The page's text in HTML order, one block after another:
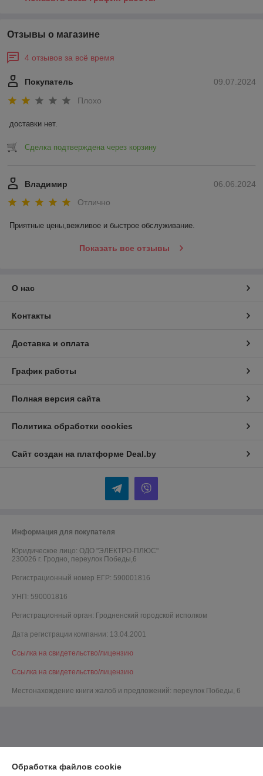
Отзывы о магазине
4 отзывов за всё время
09.07.2024
Покупатель
Плохо
доставки нет.
Сделка подтверждена через корзину
06.06.2024
Владимир
Отлично
Приятные цены,вежливое и быстрое обслуживание.
Показать все отзывы
О нас
Контакты
Доставка и оплата
График работы
Полная версия сайта
Политика обработки cookies
Сайт создан на платформе Deal.by
Информация для покупателя
Юридическое лицо: ОДО "ЭЛЕКТРО-ПЛЮС"
230026 г. Гродно, переулок Победы,6
Регистрационный номер ЕГР: 590001816
УНП: 590001816
Регистрационный орган: Гродненский городской исполком
Дата регистрации компании: 13.04.2001
Ссылка на свидетельство/лицензию
Ссылка на свидетельство/лицензию
Местонахождение книги жалоб и предложений: переулок Победы, 6
Обработка файлов cookie